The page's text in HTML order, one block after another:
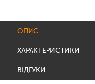
ОПИС
ХАРАКТЕРИСТИКИ
ВІДГУКИ